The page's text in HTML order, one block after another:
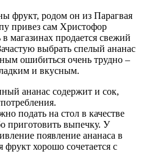
фрукт, родом он из Парагвая
привез сам Христофор
магазинах продается свежий
выбрать спелый ананас
ошибиться очень трудно –
и вкусным.
ананас содержит и сок,
подать на стол в качестве
приготовить выпечку. У
появление ананаса в
фрукт хорошо сочетается с